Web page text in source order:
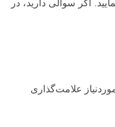
اگر سوالی دارید، در
علامت‌گذاری